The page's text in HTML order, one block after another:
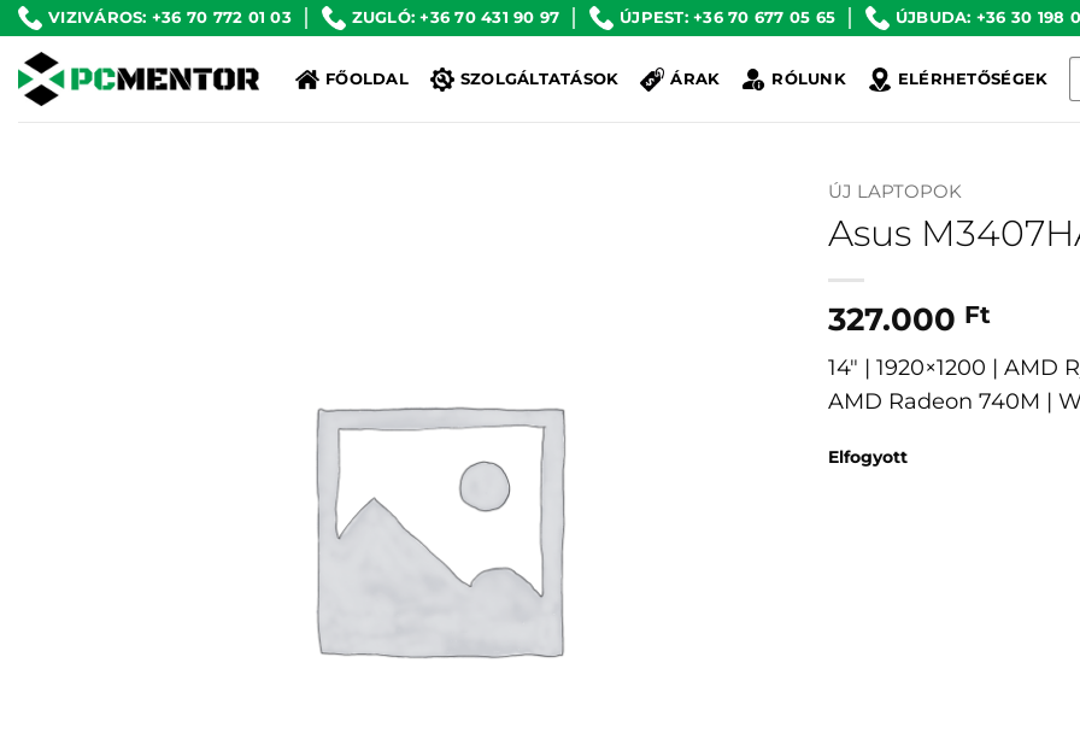
Skip
content
VIZIVÁROS: +36 70 772 01 03 ZUGLÓ: +36 70 431 90 97 ÚJPEST: +36 70 677 05 65 ÚJBUDA: +36 30 198
FŐOLDAL SZOLGÁLTATÁSOK ÁRAK RÓLUNK ELÉRHETŐSÉGEK
ÚJ LAPTOPOK
Asus
327.000 Ft
14″ | 1920×1200 | AMD
AMD Radeon 740M |
Elfogyott